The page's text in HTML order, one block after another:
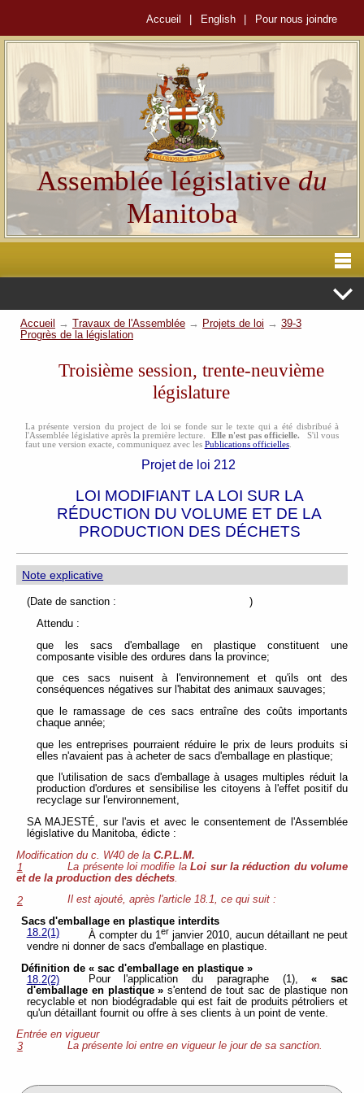
Accueil English Pour nous joindre
Assemblée législativedu
Manitoba
Accueil → Travaux de l'Assemblée → Projets de loi → 39-3
Progrès de la législation
Troisième session, trente-neuvième
législature
La présente version du project de loi se fonde sur le texte qui a été disbribué à
l'Assemblée législative après la première lecture. Elle n'est pas officielle. S'il vous
faut une version exacte, communiquez avec les Publications officielles.
Projet de loi 212
LOI MODIFIANT LA LOI SUR LA
RÉDUCTION DU VOLUME ET DE LA
PRODUCTION DES DÉCHETS
Note explicative
(Date de sanction : )
Attendu :
que les sacs d'emballage en plastique constituent une
composante visible des ordures dans la province;
que ces sacs nuisent à l'environnement et qu'ils ont des
conséquences négatives sur l'habitat des animaux sauvages;
que le ramassage de ces sacs entraîne des coûts importants
chaque année;
que les entreprises pourraient réduire le prix de leurs produits si
elles n'avaient pas à acheter de sacs d'emballage en plastique;
que l'utilisation de sacs d'emballage à usages multiples réduit la
production d'ordures et sensibilise les citoyens à l'effet positif du
recyclage sur l'environnement,
SA MAJESTÉ, sur l'avis et avec le consentement de l'Assemblée
législative du Manitoba, édicte :
Modification du c. W40 de la C.P.L.M.
1
La présente loi modifie laLoi sur la réduction du volume
et de la production des déchets
2
Il est ajouté, après l'article 18.1, ce qui suit :
Sacs d'emballage en plastique interdits
18.2(1)
À compter du 1er janvier 2010, aucun détaillant ne peut
vendre ni donner de sacs d'emballage en plastique.
Définition de « sac d'emballage en plastique »
18.2(2)
Pour l'application du paragraphe (1),« sac
d'emballage en plastique » s'entend de tout sac de plastique non
recyclable et non biodégradable qui est fait de produits pétroliers et
qu'un détaillant fournit ou offre à ses clients à un point de vente.
Entrée en vigueur
3
La présente loi entre en vigueur le jour de sa sanction.